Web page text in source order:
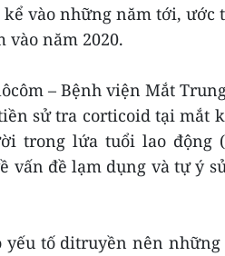
vào những năm tới, ước
vào năm 2020.
– Bệnh viện Mắt
sử tra corticoid tại mắt
trong lứa tuổi lao động
vấn đề lạm dụng và tự ý
yếu tố ditruyền nên